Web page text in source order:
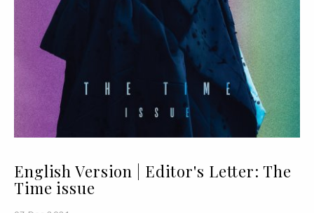
English Version | Editor's Letter: The
Time issue